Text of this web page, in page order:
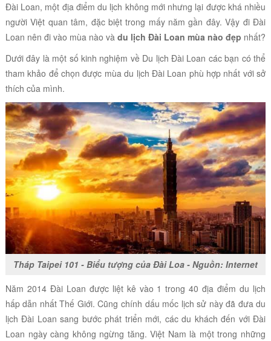
Đài Loan, một địa điểm du lịch không mới nhưng lại được khá nhiều
người Việt quan tâm, đặc biệt trong mấy năm gần đây. Vậy đi Đài
Loan nên đi vào mùa nào và du lịch Đài Loan mùa nào đẹp nhất?
Dưới đây là một số kinh nghiệm về Du lịch Đài Loan các bạn có thể
tham khảo để chọn được mùa du lịch Đài Loan phù hợp nhất với sở
thích của mình.
Tháp Taipei 101 - Biểu tượng của Đài Loa - Nguồn: Internet
Năm 2014 Đài Loan được liệt kê vào 1 trong 40 địa điểm du lịch
hấp dẫn nhất Thế Giới. Cũng chính dấu mốc lịch sử này đã đưa du
lịch Đài Loan sang bước phát triển mới, các du khách đến với Đài
Loan ngày càng không ngừng tăng. Việt Nam là một trong những